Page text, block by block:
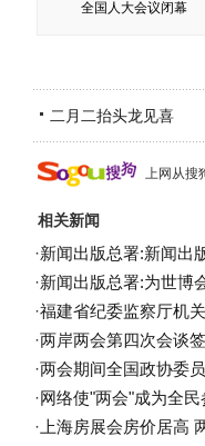
全国人大会议闭幕
二月二抬头龙见喜
上网从搜
相关新闻
·新闻出版总署:新闻出
·新闻出版总署:为世博
·福建省纪委监察厅机
·两岸两会第四次会谈
·两会期间全国政协委
·网络使"两会"成为全民
· 上海房展会房价居高